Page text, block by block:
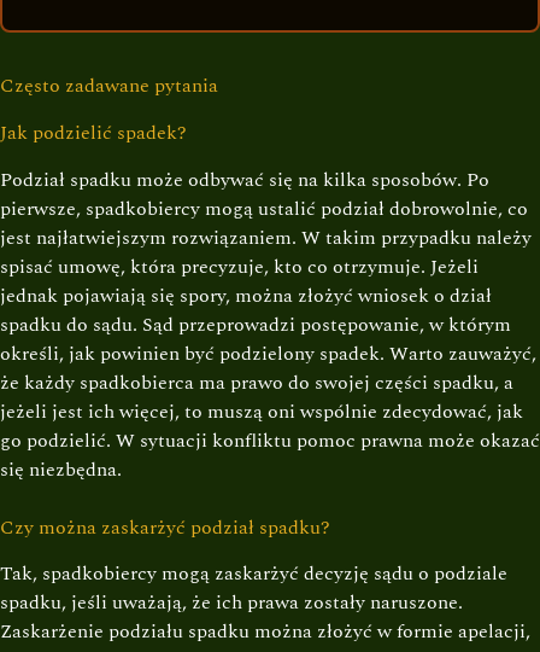
Często zadawane pytania
Jak podzielić spadek?
Podział spadku może odbywać się na kilka sposobów. Po
pierwsze, spadkobiercy mogą ustalić podział dobrowolnie, co
jest najłatwiejszym rozwiązaniem. W takim przypadku należy
spisać umowę, która precyzuje, kto co otrzymuje. Jeżeli
jednak pojawiają się spory, można złożyć wniosek o dział
spadku do sądu. Sąd przeprowadzi postępowanie, w którym
określi, jak powinien być podzielony spadek. Warto zauważyć,
że każdy spadkobierca ma prawo do swojej części spadku, a
jeżeli jest ich więcej, to muszą oni wspólnie zdecydować, jak
go podzielić. W sytuacji konfliktu pomoc prawna może okazać
się niezbędna.
Czy można zaskarżyć podział spadku?
Tak, spadkobiercy mogą zaskarżyć decyzję sądu o podziale
spadku, jeśli uważają, że ich prawa zostały naruszone.
Zaskarżenie podziału spadku można złożyć w formie apelacji,